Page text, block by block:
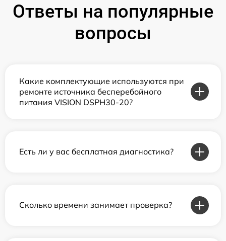
Ответы на популярные
вопросы
Какие комплектующие используются при
ремонте источника бесперебойного
питания VISION DSPH30-20?
Есть ли у вас бесплатная диагностика?
Сколько времени занимает проверка?